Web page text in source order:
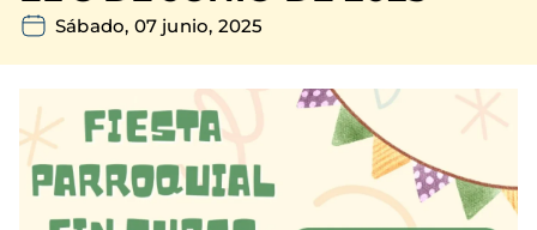
Sábado, 07 junio, 2025